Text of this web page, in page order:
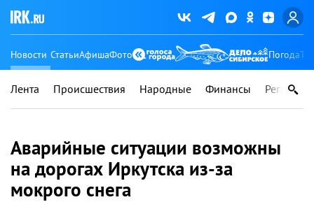
Новости СтатьиАфишаФото Погода
Лента Происшествия Народные Финансы Регионы
Аварийные ситуации возможны
на дорогах Иркутска из-за
мокрого снега